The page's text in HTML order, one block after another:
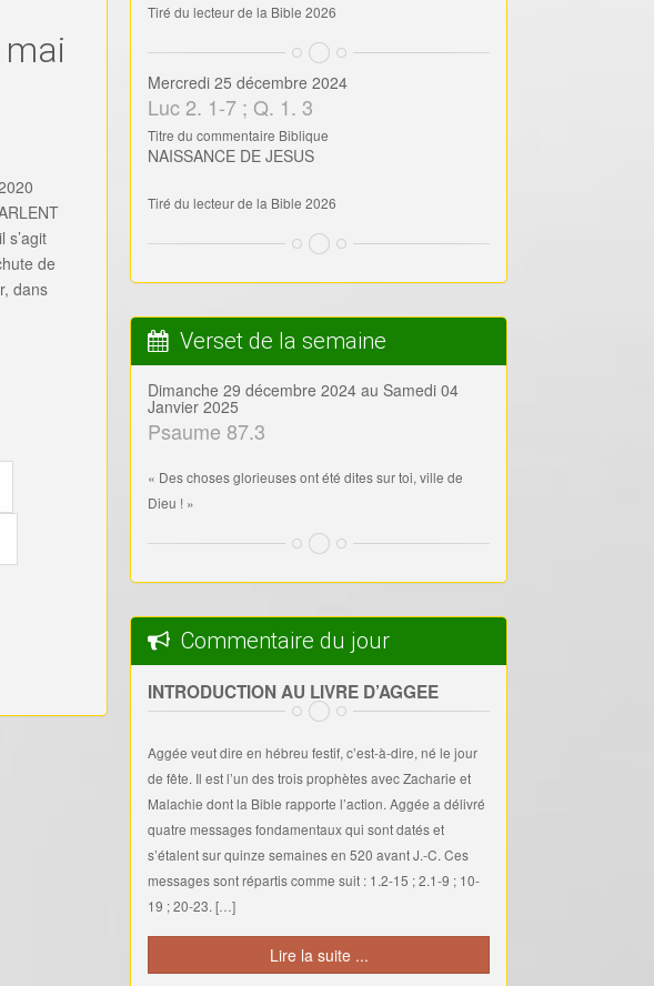
s’agit
de
dans
Tiré du lecteur de la Bible 2026
Mercredi 25 décembre 2024
Luc 2. 1-7 ; Q. 1. 3
Titre du commentaire Biblique
NAISSANCE DE JESUS
Tiré du lecteur de la Bible 2026
Verset de la semaine
Dimanche 29 décembre 2024 au Samedi 04
Janvier 2025
Psaume 87.3
« Des choses glorieuses ont été dites sur toi, ville de
Dieu ! »
Commentaire du jour
INTRODUCTION AU LIVRE D’AGGEE
Aggée veut dire en hébreu festif, c’est-à-dire, né le jour
de fête. Il est l’un des trois prophètes avec Zacharie et
Malachie dont la Bible rapporte l’action. Aggée a délivré
quatre messages fondamentaux qui sont datés et
s’étalent sur quinze semaines en 520 avant J.-C. Ces
messages sont répartis comme suit : 1.2-15 ; 2.1-9 ; 10-
19 ; 20-23. […]
Lire la suite ...